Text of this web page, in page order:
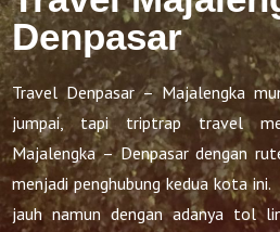
Denpasar
Travel Denpasar – Majalengka
jumpai, tapi triptrap travel
Majalengka – Denpasar dengan
menjadi penghubung kedua kota
jauh namun dengan adanya tol